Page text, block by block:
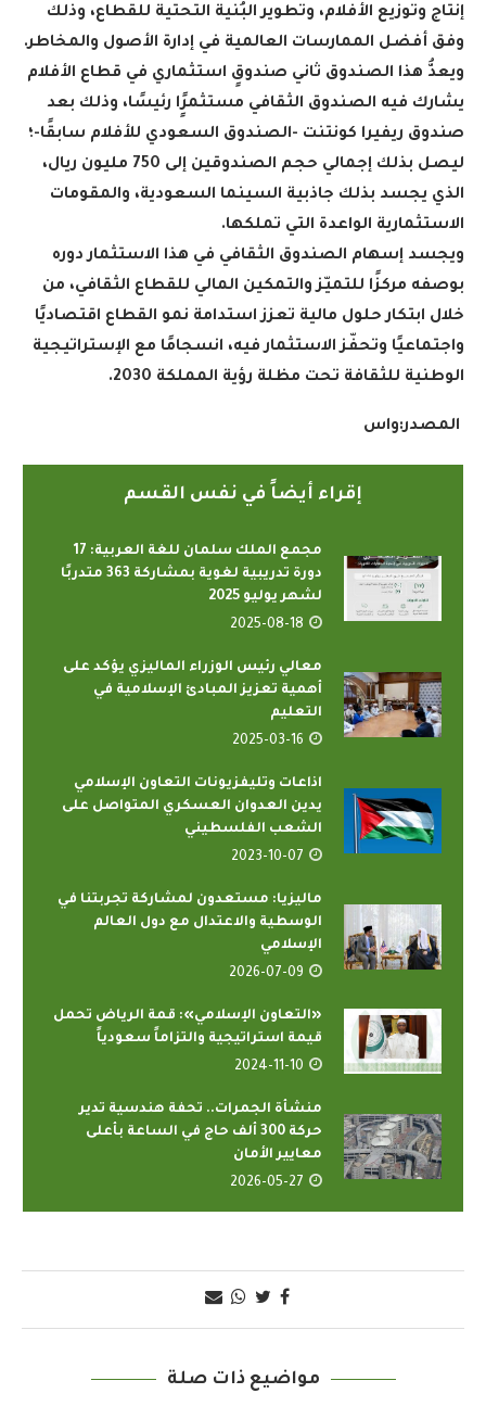
إنتاج وتوزيع الأفلام، وتطوير البُنية التحتية للقطاع، وذلك
وفق أفضل الممارسات العالمية في إدارة الأصول والمخاطر.
ويعدُّ هذا الصندوق ثاني صندوقٍ استثماري في قطاع الأفلام
يشارك فيه الصندوق الثقافي مستثمرًٍا رئيسًا، وذلك بعد
صندوق ريفيرا كونتنت -الصندوق السعودي للأفلام سابقًا-؛
ليصل بذلك إجمالي حجم الصندوقين إلى 750 مليون ريال،
الذي يجسد بذلك جاذبية السينما السعودية، والمقومات
الاستثمارية الواعدة التي تملكها.
ويجسد إسهام الصندوق الثقافي في هذا الاستثمار دوره
بوصفه مركزًا للتميّز والتمكين المالي للقطاع الثقافي، من
خلال ابتكار حلول مالية تعزز استدامة نمو القطاع اقتصاديًا
واجتماعيًا وتحفّز الاستثمار فيه، انسجامًا مع الإستراتيجية
الوطنية للثقافة تحت مظلة رؤية المملكة 2030
.
المصدر:واس
إقراء أيضاً في نفس القسم
مجمع الملك سلمان للغة العربية: 17
دورة تدريبية لغوية بمشاركة 363 متدربًا
لشهر يوليو 2025
2025-08-18
معالي رئيس الوزراء الماليزي يؤكد على
أهمية تعزيز المبادئ الإسلامية في
التعليم
2025-03-16
اذاعات وتليفزيونات التعاون الإسلامي
يدين العدوان العسكري المتواصل على
الشعب الفلسطيني
2023-10-07
ماليزيا: مستعدون لمشاركة تجربتنا في
الوسطية والاعتدال مع دول العالم
الإسلامي
2026-07-09
«التعاون الإسلامي»: قمة الرياض تحمل
قيمة استراتيجية والتزاماً سعودياً
2024-11-10
منشأة الجمرات.. تحفة هندسية تدير
حركة 300 ألف حاج في الساعة بأعلى
معايير الأمان
2026-05-27
مواضيع ذات صلة